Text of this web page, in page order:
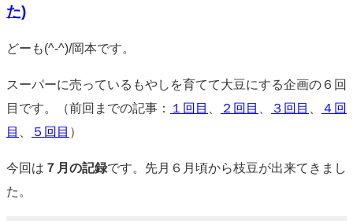
た)
標
どーも(^-^)/岡本です。
スーパーに売っているもやしを育てて大豆にする企画の６回
目です。（前回までの記事：
１回目 ２回目 ３回目
４回
目
５回目 ）
今回は ７月の記録です。先月６月頃から枝豆が出来てきまし
た。